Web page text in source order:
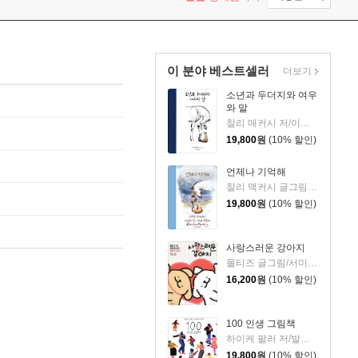
이 분야 베스트셀러
소년과 두더지와 여우
와 말
찰리 매커시 저/이진경 역
19,800원 (10% 할인)
언제나 기억해
찰리 맥커시 글그림/이진경 역
19,800원 (10% 할인)
사랑스러운 강아지
몰티즈 글그림/서미영 역
16,200원 (10% 할인)
100 인생 그림책
19,800원 (10% 할인)
더보기